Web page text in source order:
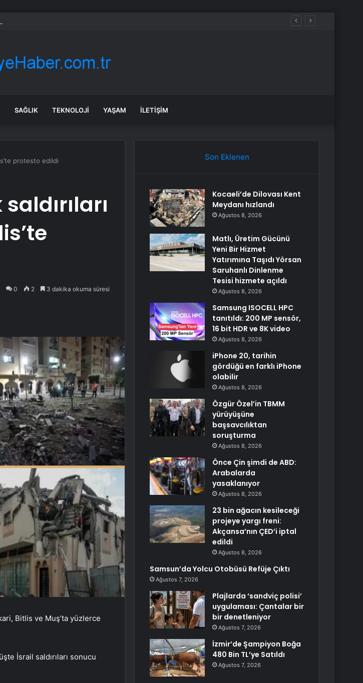
Yatırımına Taşıdı Yörsan Saruhanlı Dinlenme Tesisi hizmete açıldı
SAĞLIK TEKNOLOJI YAŞAM İLETIŞIM
protesto edildi
0 2 3 dakika okuma süresi
Bitlis ve Muş’ta yüzlerce
İsrail saldırıları sonucu
Son Eklenen
Kocaeli’de Dilovası Kent
Meydanı hızlandı
Ağustos 8, 2026
Matlı, Üretim Gücünü
Yeni Bir Hizmet
Yatırımına Taşıdı Yörsan
Saruhanlı Dinlenme
Tesisi hizmete açıldı
Ağustos 8, 2026
Samsung ISOCELL HPC
tanıtıldı: 200 MP sensör,
16 bit HDR ve 8K video
Ağustos 8, 2026
iPhone 20, tarihin
gördüğü en farklı iPhone
olabilir
Ağustos 8, 2026
Özgür Özel’in TBMM
yürüyüşüne
başsavcılıktan
soruşturma
Ağustos 8, 2026
Önce Çin şimdi de ABD:
Arabalarda
yasaklanıyor
Ağustos 8, 2026
23 bin ağacın kesileceği
projeye yargı freni:
Akçansa’nın ÇED’i iptal
edildi
Ağustos 8, 2026
Samsun’da Yolcu Otobüsü Refüje Çıktı
Ağustos 7, 2026
Plajlarda ‘sandviç polisi’
uygulaması: Çantalar bir
bir denetleniyor
Ağustos 7, 2026
İzmir’de Şampiyon Boğa
480 Bin TL’ye Satıldı
Ağustos 7, 2026